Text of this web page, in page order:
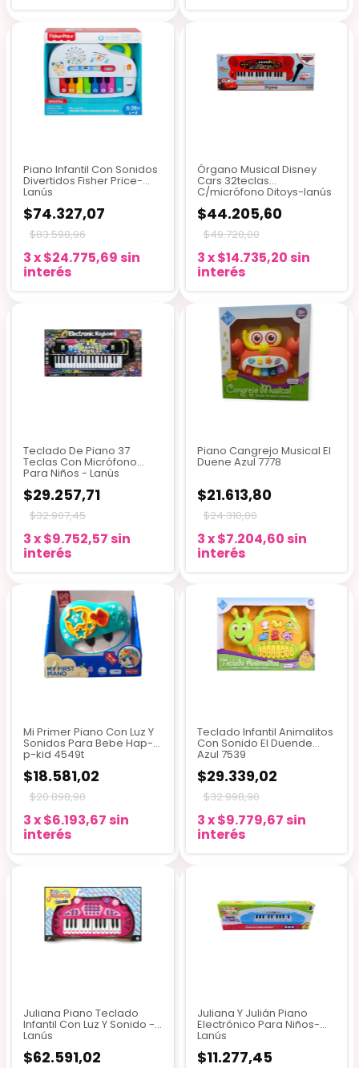
Piano Infantil Con Sonidos
Divertidos Fisher Price-
Lanús
$74.327,07
$83.598,96
3x$24.775,69 sin
interés
Órgano Musical Disney
Cars 32teclas
C/micrófono Ditoys-lanús
$44.205,60
$49.720,00
3x$14.735,20 sin
interés
Teclado De Piano 37
Teclas Con Micrófono
Para Niños - Lanús
$29.257,71
$32.907,45
3x$9.752,57 sin
interés
Piano Cangrejo Musical El
Duene Azul 7778
$21.613,80
$24.310,00
3x$7.204,60 sin
interés
Mi Primer Piano Con Luz Y
Sonidos Para Bebe Hap-
p-kid 4549t
$18.581,02
$20.898,90
3x$6.193,67 sin
interés
Teclado Infantil Animalitos
Con Sonido El Duende
Azul 7539
$29.339,02
$32.998,90
3x$9.779,67 sin
interés
Juliana Piano Teclado
Infantil Con Luz Y Sonido -
Lanús
$62.591,02
Juliana Y Julián Piano
Electrónico Para Niños-
Lanús
$11.277,45